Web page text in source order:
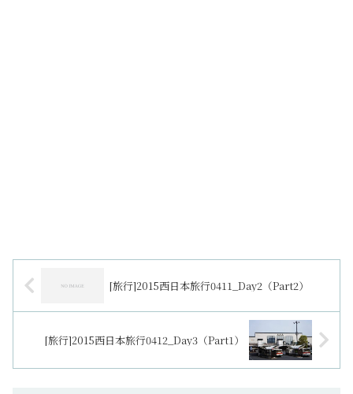
[旅行]2015西日本旅行0411_Day2（Part2）
[旅行]2015西日本旅行0412_Day3（Part1）